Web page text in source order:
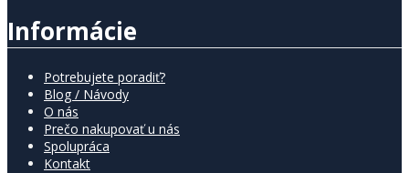
Informácie
Potrebujete poradiť?
Blog / Návody
O nás
Prečo nakupovať u nás
Spolupráca
Kontakt